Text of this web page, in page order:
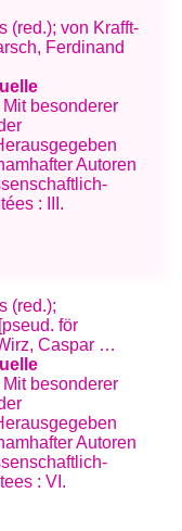
(red.); von Krafft-
Ferdinand
Mit besonderer
Autoren
: III.
(red.);
för
Caspar …
Mit besonderer
Autoren
: VI.